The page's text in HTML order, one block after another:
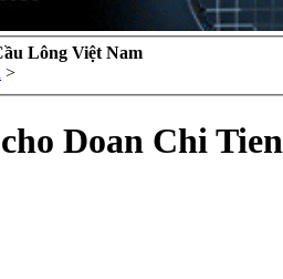
Lông Việt Nam
>
Doan Chi Tien